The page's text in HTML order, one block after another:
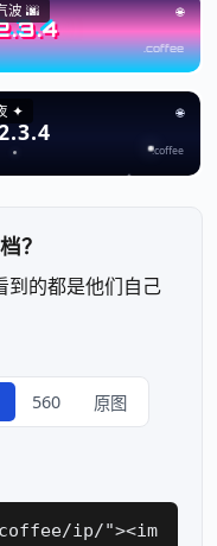
🌐
.coffee
波 🌆
🌐
.coffee
✦
？
到的都是他们自己
560
原图
ip/"><im